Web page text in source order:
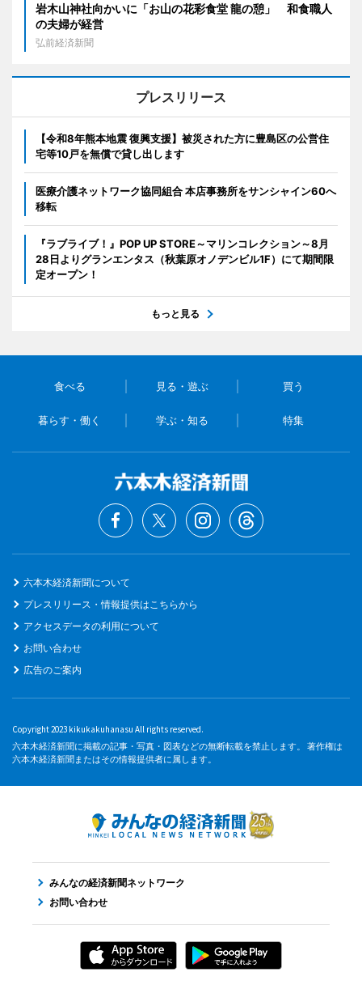
岩木山神社向かいに「お山の花彩食堂 龍の憩」 和食職人
の夫婦が経営
弘前経済新聞
プレスリリース
【令和8年熊本地震 復興支援】被災された方に豊島区の公営住
宅等10戸を無償で貸し出します
医療介護ネットワーク協同組合 本店事務所をサンシャイン60へ
移転
『ラブライブ！』POP UP STORE～マリンコレクション～8月
28日よりグランエンタス（秋葉原オノデンビル1F）にて期間限
定オープン！
もっと見る
食べる 見る・遊ぶ 買う
暮らす・働く 学ぶ・知る 特集
六本木経済新聞について
プレスリリース・情報提供はこちらから
アクセスデータの利用について
お問い合わせ
広告のご案内
Copyright 2023 kikukakuhanasu All rights reserved.
六本木経済新聞に掲載の記事・写真・図表などの無断転載を禁止します。 著作権は
六本木経済新聞またはその情報提供者に属します。
みんなの経済新聞ネットワーク
お問い合わせ